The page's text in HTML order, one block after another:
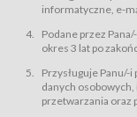
usługę
usługę
usługę
usługę
usługę
informatyczne, e-
Podane przez
okres 3 lat po
Przysługuje Panu/-i
danych
przetwarzania oraz